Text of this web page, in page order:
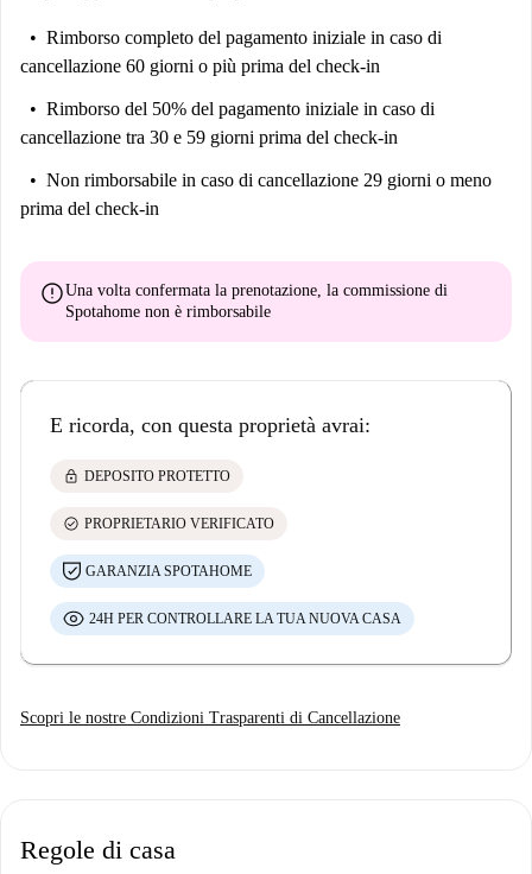
Rimborso completo del pagamento iniziale in caso di
cancellazione 60 giorni o più prima del check-in
Rimborso del 50% del pagamento iniziale in caso di
cancellazione tra 30 e 59 giorni prima del check-in
Non rimborsabile in caso di cancellazione 29 giorni o meno
prima del check-in
errorUna volta confermata la prenotazione, la commissione di
Spotahome non è rimborsabile
E ricorda, con questa proprietà avrai:
lock DEPOSITO PROTETTO
check_circle PROPRIETARIO VERIFICATO
GARANZIA SPOTAHOME
24H PER CONTROLLARE LA TUA NUOVA CASA
Scopri le nostre Condizioni Trasparenti di Cancellazione
Regole di casa